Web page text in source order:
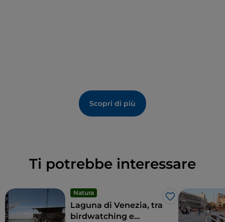
Scopri di più
Ti potrebbe interessare
Natura
Like
Laguna di Venezia, tra
birdwatching e